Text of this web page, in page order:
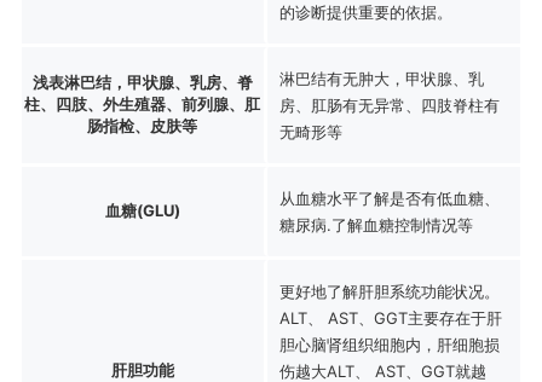
的诊断提供重要的依据。
浅表淋巴结，甲状腺、乳房、脊
柱、四肢、外生殖器、前列腺、肛
肠指检、皮肤等
淋巴结有无肿大，甲状腺、乳
房、肛肠有无异常、四肢脊柱有
无畸形等
血糖(GLU)
从血糖水平了解是否有低血糖、
糖尿病.了解血糖控制情况等
肝胆功能
更好地了解肝胆系统功能状况。
ALT、 AST、GGT主要存在于肝
胆心脑肾组织细胞内，肝细胞损
伤越大ALT、 AST、GGT就越